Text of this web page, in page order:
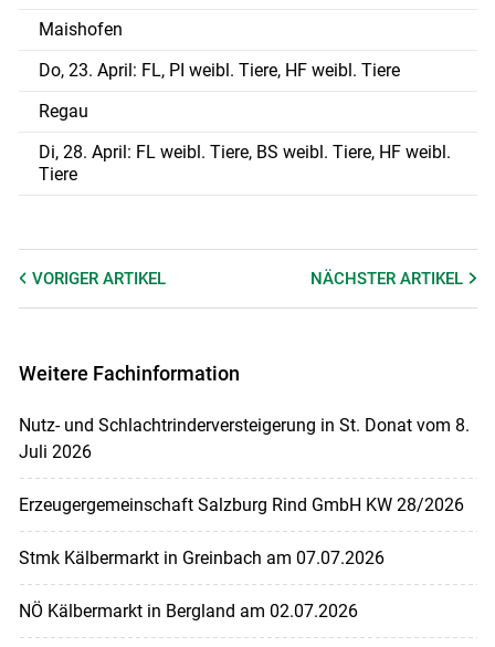
Maishofen
Do, 23. April: FL, PI weibl. Tiere, HF weibl. Tiere
Regau
Di, 28. April: FL weibl. Tiere, BS weibl. Tiere, HF weibl.
Tiere
VORIGER ARTIKEL NÄCHSTERARTIKEL
Weitere Fachinformation
Nutz- und Schlachtrinderversteigerung in St. Donat vom 8.
Juli 2026
Erzeugergemeinschaft Salzburg Rind GmbH KW 28/2026
Stmk Kälbermarkt in Greinbach am 07.07.2026
NÖ Kälbermarkt in Bergland am 02.07.2026